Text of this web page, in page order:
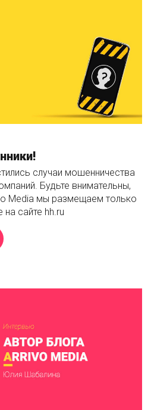
случаи мошенничества
Будьте внимательны,
Media мы размещаем только
сайте hh.ru
МОШЕННИКИ!»